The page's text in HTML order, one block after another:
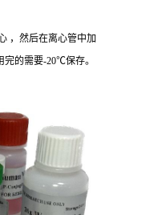
，然后在离心管中加
完的需要-20℃保存。